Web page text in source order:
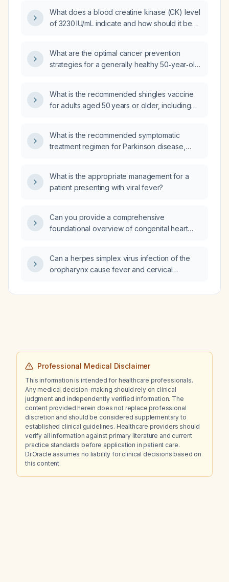
What does a blood creatine kinase (CK) level
of 3230 IU/mL indicate and how should it be
What are the optimal cancer prevention
strategies for a generally healthy 50‑year‑old
What is the recommended shingles vaccine
for adults aged 50 years or older, including
previously vaccinated individuals?
What is the recommended symptomatic
treatment regimen for Parkinson disease,
What is the appropriate management for a
patient presenting with viral fever?
Can you provide a comprehensive
foundational overview of congenital heart
diagnostic workup, and management?
Can a herpes simplex virus infection of the
oropharynx cause fever and cervical
Professional Medical Disclaimer
This information is intended for healthcare professionals.
Any medical decision-making should rely on clinical
judgment and independently verified information. The
content provided herein does not replace professional
discretion and should be considered supplementary to
established clinical guidelines. Healthcare providers should
verify all information against primary literature and current
practice standards before application in patient care.
Dr.Oracle assumes no liability for clinical decisions based on
this content.